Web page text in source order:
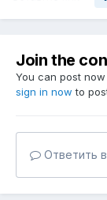
Join the
You can post
sign in now to
Ответить